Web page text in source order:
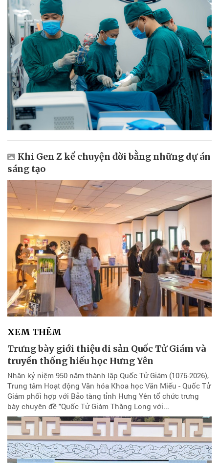
Khi Gen Z kể chuyện đời bằng những dự án
sáng tạo
XEM THÊM
Trưng bày giới thiệu di sản Quốc Tử Giám và
truyền thống hiếu học Hưng Yên
Nhân kỷ niệm 950 năm thành lập Quốc Tử Giám (1076-2026),
Trung tâm Hoạt động Văn hóa Khoa học Văn Miếu - Quốc Tử
Giám phối hợp với Bảo tàng tỉnh Hưng Yên tổ chức trưng
bày chuyên đề "Quốc Tử Giám Thăng Long với...